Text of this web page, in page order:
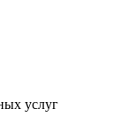
услуг